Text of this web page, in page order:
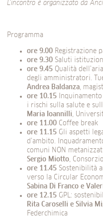
L’incontro é organizzato da
Programma
ore 9.00 Registrazione
ore 9.30 Saluti
ore 9.45 Qualità
degli amministratori.
Andrea Baldanza,
ore 10.15
i rischi sulla salute e
Maria Ioannilli,
ore 11.00 Coffee break
ore 11.15 Gli aspetti
d’ambito.
comuni NON
Sergio Miotto,
ore 11.45 Sostenibilità
verso la Circular
Sabina Di Franco e
ore 12.15 GPL:
Rita Caroselli e Silvia
Federchimica